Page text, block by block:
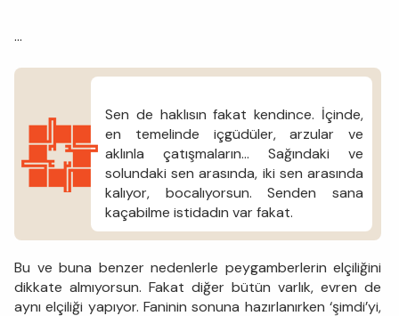
...
Sen de haklısın fakat kendince. İçinde,
en temelinde içgüdüler, arzular ve
aklınla çatışmaların... Sağındaki ve
solundaki sen arasında, iki sen arasında
kalıyor, bocalıyorsun. Senden sana
kaçabilme istidadın var fakat.
Bu ve buna benzer nedenlerle peygamberlerin elçiliğini
dikkate almıyorsun. Fakat diğer bütün varlık, evren de
aynı elçiliği yapıyor. Faninin sonuna hazırlanırken ‘şimdi’yi,